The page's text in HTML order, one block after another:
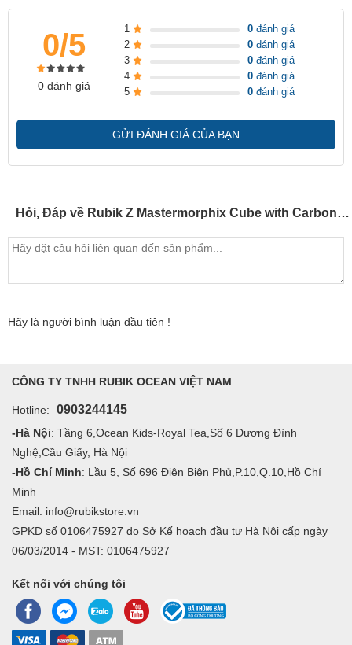
0/5
0 đánh giá
1 0 đánh giá
2
0 đánh giá
3
0 đánh giá
4
0 đánh giá
5
0 đánh giá
GỬI ĐÁNH GIÁ CỦA BẠN
Hỏi, Đáp về Rubik Z Mastermorphix Cube with Carbon Fibre stickers(SP000348)
Hãy là người bình luận đầu tiên !
CÔNG TY TNHH RUBIK OCEAN VIỆT NAM
Hotline: 0903244145
-Hà Nội: Tầng 6,Ocean Kids-Royal Tea,Số 6 Dương Đình
Nghệ,Cầu Giấy, Hà Nội
-Hồ Chí Minh: Lầu 5, Số 696 Điện Biên Phủ,P.10,Q.10,Hồ Chí
Minh
Email: info@rubikstore.vn
GPKD số 0106475927 do Sở Kế hoạch đầu tư Hà Nội cấp ngày
06/03/2014 - MST: 0106475927
Kết nối với chúng tôi